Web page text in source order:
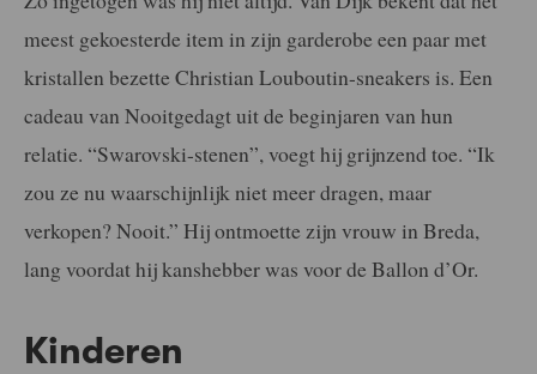
meest gekoesterde item in zijn garderobe een paar met
kristallen bezette Christian Louboutin-sneakers is. Een
cadeau van Nooitgedagt uit de beginjaren van hun
relatie. “Swarovski-stenen”, voegt hij grijnzend toe. “Ik
zou ze nu waarschijnlijk niet meer dragen, maar
verkopen? Nooit.” Hij ontmoette zijn vrouw in Breda,
lang voordat hij kanshebber was voor de Ballon d’Or.
Kinderen